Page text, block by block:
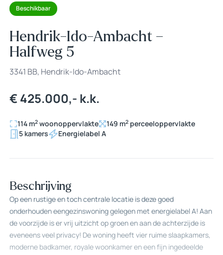
Beschikbaar
Hendrik-Ido-Ambacht –
Halfweg 5
3341 BB, Hendrik-Ido-Ambacht
€ 425.000,- k.k.
114 m2 woonoppervlakte 149 m2 perceeloppervlakte
5 kamers
Energielabel A
Beschrijving
Op een rustige en toch centrale locatie is deze goed
onderhouden eengezinswoning gelegen met energielabel A! Aan
de voorzijde is er vrij uitzicht op groen en aan de achterzijde is
eveneens veel privacy! De woning heeft vier ruime slaapkamers,
moderne badkamer, royale woonkamer en een fijn ingedeelde